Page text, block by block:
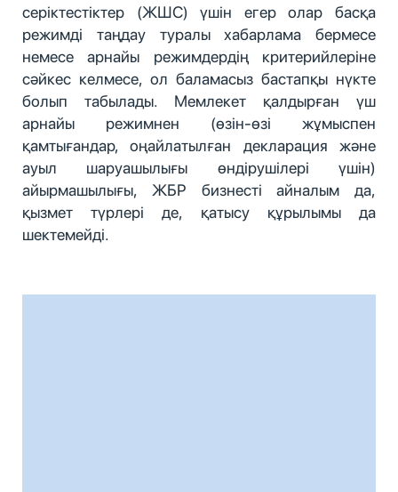
серіктестіктер (ЖШС) үшін егер олар басқа
режимді таңдау туралы хабарлама бермесе
немесе арнайы режимдердің критерийлеріне
сәйкес келмесе, ол баламасыз бастапқы нүкте
болып табылады. Мемлекет қалдырған үш
арнайы режимнен (өзін-өзі жұмыспен
қамтығандар, оңайлатылған декларация және
ауыл шаруашылығы өндірушілері үшін)
айырмашылығы, ЖБР бизнесті айналым да,
қызмет түрлері де, қатысу құрылымы да
шектемейді.